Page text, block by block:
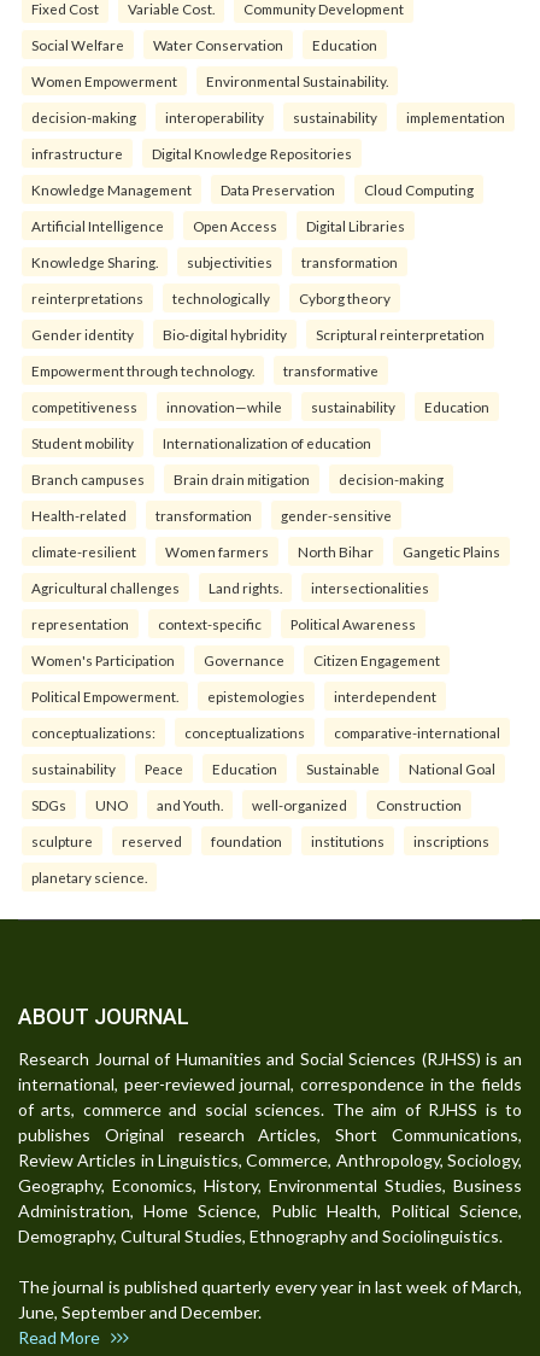
Fixed Cost Variable Cost. Community Development
Social Welfare Water Conservation Education
Women Empowerment Environmental Sustainability.
decision-making interoperability sustainability implementation
infrastructure Digital Knowledge Repositories
Knowledge Management Data Preservation Cloud Computing
Artificial Intelligence Open Access Digital Libraries
Knowledge Sharing. subjectivities transformation
reinterpreta⁠tions tec⁠hnologically Cyborg theory
Gender identity Bio-digital hybridity Scriptural reinterpretation
Empowerment through technology. transformative
competitiveness innovation—while sustainability Education
Student mobility Internationalization of education
Branch campuses Brain drain mitigation decision-making
Health-related transformation gender-sensitive
climate-resilient Women farmers North Bihar Gangetic Plains
Agricultural challenges Land rights. intersectionalities
representation context-specific Political Awareness
Women's Participation Governance Citizen Engagement
Political Empowerment. epistemologies interdependent
conceptualizations: conceptualizations comparative-international
sustainability Peace Education Sustainable National Goal
SDGs UNO and Youth. well-organized Construction
sculpture reserved foundation institutions inscriptions
planetary science.
ABOUT JOURNAL
Research Journal of Humanities and Social Sciences (RJHSS) is an
international, peer-reviewed journal, correspondence in the fields
of arts, commerce and social sciences. The aim of RJHSS is to
publishes Original research Articles, Short Communications,
Review Articles in Linguistics, Commerce, Anthropology, Sociology,
Geography, Economics, History, Environmental Studies, Business
Administration, Home Science, Public Health, Political Science,
Demography, Cultural Studies, Ethnography and Sociolinguistics.
The journal is published quarterly every year in last week of March,
June, September and December.
Read More